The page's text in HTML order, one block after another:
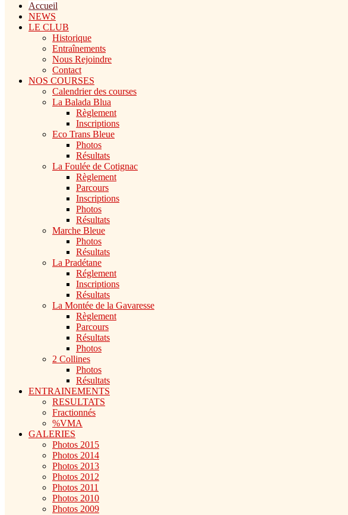
Accueil
NEWS
LE CLUB
Historique
Entraînements
Nous Rejoindre
Contact
NOS COURSES
Calendrier des courses
La Balada Blua
Règlement
Inscriptions
Eco Trans Bleue
Photos
Résultats
La Foulée de Cotignac
Règlement
Parcours
Inscriptions
Photos
Résultats
Marche Bleue
Photos
Résultats
La Pradétane
Réglement
Inscriptions
Résultats
La Montée de la Gavaresse
Règlement
Parcours
Résultats
Photos
2 Collines
Photos
Résultats
ENTRAINEMENTS
RESULTATS
Fractionnés
%VMA
GALERIES
Photos 2015
Photos 2014
Photos 2013
Photos 2012
Photos 2011
Photos 2010
Photos 2009